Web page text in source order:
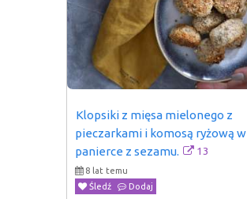
Klopsiki z mięsa mielonego z
pieczarkami i komosą ryżową w
panierce z sezamu.
13
8 lat temu
Śledź
Dodaj